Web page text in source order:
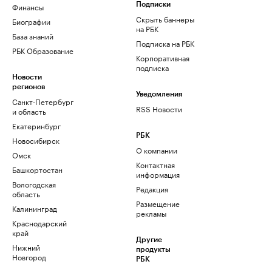
Финансы
Биографии
База знаний
РБК Образование
Новости
регионов
Санкт-Петербург
и область
Екатеринбург
Новосибирск
Омск
Башкортостан
Вологодская
область
Калининград
Краснодарский
край
Нижний
Новгород
Подписки
Скрыть баннеры
на РБК
Подписка на РБК
Корпоративная
подписка
Уведомления
RSS Новости
РБК
О компании
Контактная
информация
Редакция
Размещение
рекламы
Другие
продукты
РБК